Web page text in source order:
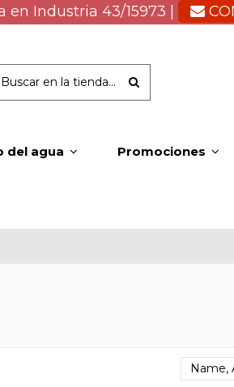
Industria 43/15973 |
del agua Promociones
Name,